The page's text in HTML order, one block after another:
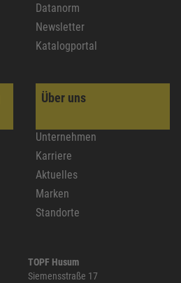
Datanorm
Newsletter
Katalogportal
Über uns
Unternehmen
Karriere
Aktuelles
Marken
Standorte
TOPF Husum
Siemensstraße 17